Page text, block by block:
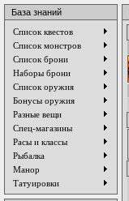
База знаний
Список квестов
Список монстров
Список брони
Наборы брони
Список оружия
Бонусы оружия
Разные вещи
Спец-магазины
Расы и классы
Рыбалка
Манор
Татуировки